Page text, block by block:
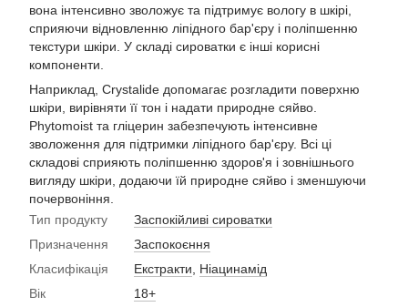
вона інтенсивно зволожує та підтримує вологу в шкірі,
сприяючи відновленню ліпідного бар'єру і поліпшенню
текстури шкіри. У складі сироватки є інші корисні
компоненти.
Наприклад, Crystalide допомагає розгладити поверхню
шкіри, вирівняти її тон і надати природне сяйво.
Phytomoist та гліцерин забезпечують інтенсивне
зволоження для підтримки ліпідного бар'єру. Всі ці
складові сприяють поліпшенню здоров'я і зовнішнього
вигляду шкіри, додаючи їй природне сяйво і зменшуючи
почервоніння.
Тип продукту
Заспокійливі сироватки
Призначення
Заспокоєння
Класифікація
Екстракти
Ніацинамід
Вік
18+